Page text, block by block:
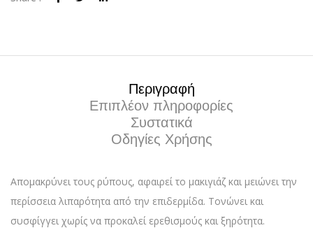
Περιγραφή
Επιπλέον πληροφορίες
Συστατικά
Οδηγίες Χρήσης
Απομακρύνει τους ρύπους, αφαιρεί το μακιγιάζ και μειώνει την
περίσσεια λιπαρότητα από την επιδερμίδα. Τονώνει και
συσφίγγει χωρίς να προκαλεί ερεθισμούς και ξηρότητα.